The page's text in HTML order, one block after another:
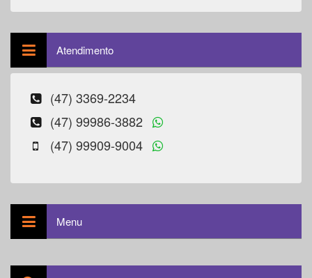
Atendimento
(47) 3369-2234
(47) 99986-3882
(47) 99909-9004
Menu